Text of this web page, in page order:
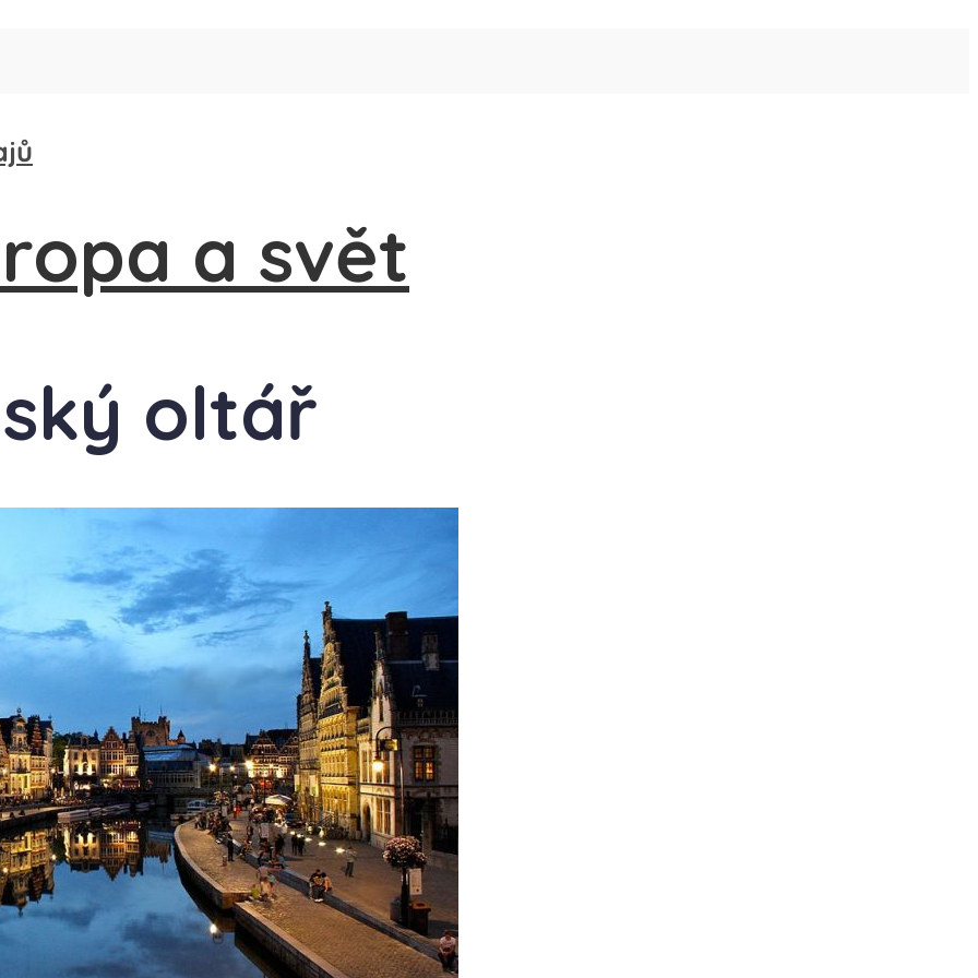
oltář